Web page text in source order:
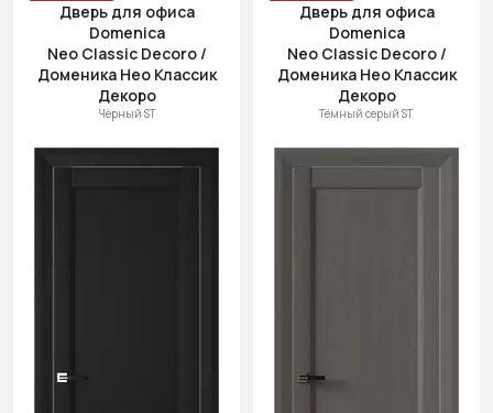
Дверь для офиса
Domenica
Neo Classic Decoro /
Доменика Нео Классик
Декоро
Чёрный ST
Дверь для офиса
Domenica
Neo Classic Decoro /
Доменика Нео Классик
Декоро
Тёмный серый ST